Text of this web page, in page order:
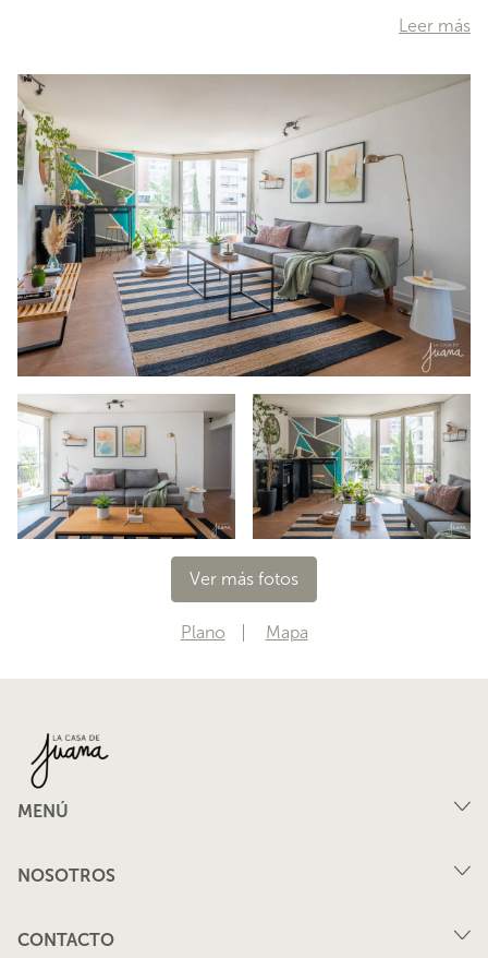
espacios, con una doble orientación que permite la
entrada de luz a todas las áreas de descanso y sociales,
oriente, mientras que la cocina, comedor y dormitorio
secundario dan vista al poniente. También, todas las
ventanas son termopanel y cuenta con un lindo piso
flotante.Al ingresar, te recibe directamente un amplio
living, con un
Leer más
Ver más fotos
Plano Mapa
MENÚ
NOSOTROS
CONTACTO